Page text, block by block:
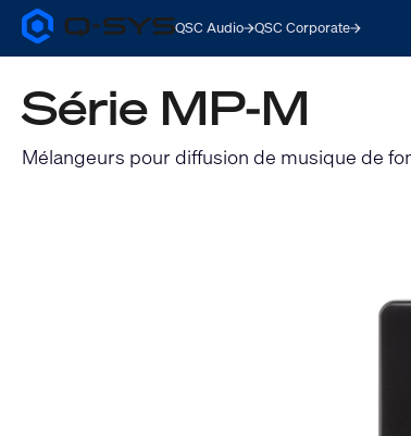
Q-
SYS
Products
Homepage
QSC Audio QSC Corporate
Série MP-M
Mélangeurs pour diffusion de musique de